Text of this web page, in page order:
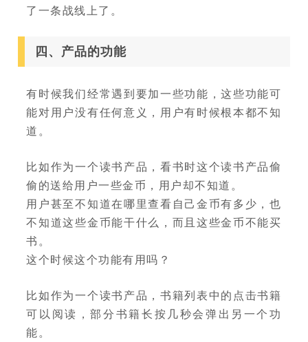
了一条战线上了。
四、产品的功能
有时候我们经常遇到要加一些功能，这些功能可
能对用户没有任何意义，用户有时候根本都不知
道。
比如作为一个读书产品，看书时这个读书产品偷
偷的送给用户一些金币，用户却不知道。
用户甚至不知道在哪里查看自己金币有多少，也
不知道这些金币能干什么，而且这些金币不能买
书。
这个时候这个功能有用吗？
比如作为一个读书产品，书籍列表中的点击书籍
可以阅读，部分书籍长按几秒会弹出另一个功
能。